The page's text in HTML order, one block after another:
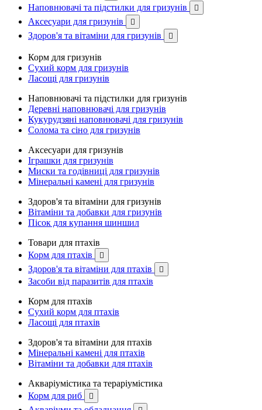
Наповнювачі та підстилки для гризунів 
Аксесуари для гризунів 
Здоров'я та вітаміни для гризунів 
Корм для гризунів
Сухий корм для гризунів
Ласощі для гризунів
Наповнювачі та підстилки для гризунів
Деревні наповнювачі для гризунів
Кукурудзяні наповнювачі для гризунів
Солома та сіно для гризунів
Аксесуари для гризунів
Іграшки для гризунів
Миски та годівниці для гризунів
Мінеральні камені для гризунів
Здоров'я та вітаміни для гризунів
Вітаміни та добавки для гризунів
Пісок для купання шиншил
Товари для птахів
Корм для птахів

Здоров'я та вітаміни для птахів 
Засоби від паразитів для птахів
Корм для птахів
Сухий корм для птахів
Ласощі для птахів
Здоров'я та вітаміни для птахів
Мінеральні камені для птахів
Вітаміни та добавки для птахів
Акваріумістика та тераріумістика
Корм для риб
